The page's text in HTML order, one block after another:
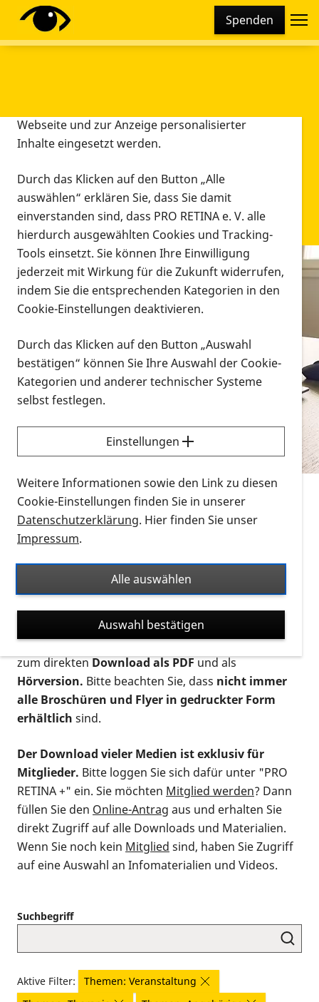
Spenden
Infomaterial
Infomaterial
Vorlesen
Alle Infomaterialien in verschiedenen
Formaten an einem Ort
Sie möchten wissen, wie Sie nach Infonmaterial
suchen und dieses bestellen bzw. herunterladen
können? Schauen Sie sich dieErklärvideos zum
Thema Infomaterial auf der PRO RETINA-Website
für blinde und sehbehinderte Menschen an.
Auf dieser Seite finden Sie sämtliches Infomaterial
Ort. Nutzen Sie den Formatfilter, um ausschließlich
nach Flyern und Broschüren, Audios oder Videos zu
suchen. Die meisten Flyer und Broschüren werden in
verschiedenen Formaten angeboten: zur
postalischen Bestellung als gedruckte Variante
zum direktenDownload als PDFund als
Hörversion. Bitte beachten Sie, dass nicht immer
alle Broschüren und Flyer in gedruckter Form
erhältlich sind.
Der Download vieler Medien ist exklusiv für
Mitglieder. Bitte loggen Sie sich dafür unter "PRO
RETINA +" ein. Sie möchten Mitglied werden? Dann
füllen Sie den Online-Antrag aus und erhalten Sie
direkt Zugriff auf alle Downloads und Materialien.
Wenn Sie noch kein Mitglied sind, haben Sie Zugriff
auf eine Auswahl an Infomaterialien und Videos.
Suchbegriff
Aktive Filter:
Themen: Veranstaltung
Diese Webseite setzt verschiedene Cookies und
Tracking-Tools ein. Dies beinhaltet Cookies und
Webseite und zur Anzeige personalisierter
Inhalte eingesetzt werden.
Durch das Klicken auf den Button „Alle
auswählen“ erklären Sie, dass Sie damit
einverstanden sind, dass PRO RETINA e. V. alle
hierdurch ausgewählten Cookies und Tracking-
Tools einsetzt. Sie können Ihre Einwilligung
jederzeit mit Wirkung für die Zukunft widerrufen,
indem Sie die entsprechenden Kategorien in den
Cookie-Einstellungen deaktivieren.
Durch das Klicken auf den Button „Auswahl
bestätigen“ können Sie Ihre Auswahl der Cookie-
Kategorien und anderer technischer Systeme
selbst festlegen.
Einstellungen
Weitere Informationen sowie den Link zu diesen
Cookie-Einstellungen finden Sie in unserer
Datenschutzerklärung. Hier finden Sie unser
Impressum.
Alle auswählen
Auswahl bestätigen